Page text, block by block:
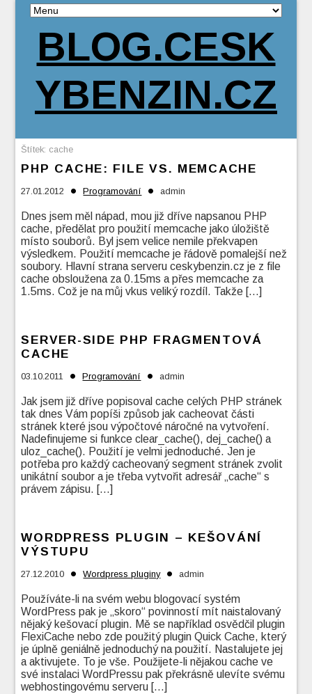
BLOG.CESK
YBENZIN.CZ
Štítek: cache
PHP CACHE: FILE VS. MEMCACHE
27.01.2012 • Programování • admin
Dnes jsem měl nápad, mou již dříve napsanou PHP
cache, předělat pro použití memcache jako úložiště
místo souborů. Byl jsem velice nemile překvapen
výsledkem. Použití memcache je řádově pomalejší než
soubory. Hlavní strana serveru ceskybenzin.cz je z file
cache obsloužena za 0.15ms a přes memcache za
1.5ms. Což je na můj vkus veliký rozdíl. Takže […]
SERVER-SIDE PHP FRAGMENTOVÁ
CACHE
03.10.2011 • Programování • admin
Jak jsem již dříve popisoval cache celých PHP stránek
tak dnes Vám popíši způsob jak cacheovat části
stránek které jsou výpočtové náročné na vytvoření.
Nadefinujeme si funkce clear_cache(), dej_cache() a
uloz_cache(). Použití je velmi jednoduché. Jen je
potřeba pro každý cacheovaný segment stránek zvolit
unikátní soubor a je třeba vytvořit adresář „cache“ s
právem zápisu. […]
WORDPRESS PLUGIN – KEŠOVÁNÍ
VÝSTUPU
27.12.2010 • Wordpress pluginy • admin
Používáte-li na svém webu blogovací systém
WordPress pak je „skoro“ povinností mít naistalovaný
nějaký kešovací plugin. Mě se například osvědčil plugin
FlexiCache nebo zde použitý plugin Quick Cache, který
je úplně geniálně jednoduchý na použití. Nastalujete jej
a aktivujete. To je vše. Použijete-li nějakou cache ve
své instalaci WordPressu pak překrásně ulevíte svému
webhostingovému serveru […]